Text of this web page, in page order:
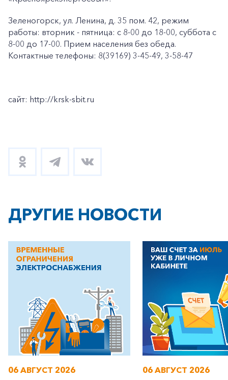
Зеленогорск, ул. Ленина, д. 35 пом. 42, режим
работы: вторник - пятница: с 8-00 до 18-00, суббота с
8-00 до 17-00. Прием населения без обеда.
Контактные телефоны: 8(39169) 3-45-49, 3-58-47
сайт: http://krsk-sbit.ru
ДРУГИЕ НОВОСТИ
06 АВГУСТ 2026 06 АВГУСТ 2026